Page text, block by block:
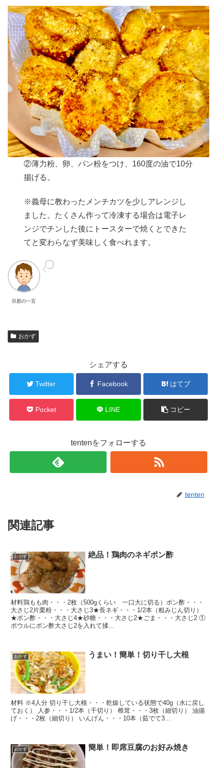
②薄力粉、卵、パン粉をつけ、160度の油で10分
揚げる。
※義母に教わったメンチカツを少しアレンジし
ました。たくさん作って冷凍する場合は電子レ
ンジでチンした後にトースターで焼くとできた
てと変わらなず美味しく食べれます。
旦那の一言
おかず
シェアする
Twitter Facebook はてブ
Pocket LINE コピー
tentenをフォローする
tenten
関連記事
おかず 絶品！鶏肉のネギポン酢
材料鶏もも肉・・・2枚（500gくらい 一口大に切る）ポン酢・・・
大さじ2片栗粉・・・大さじ3★長ネギ・・・1/2本（粗みじん切り）
★ポン酢・・・大さじ4★砂糖・・・大さじ2★ごま・・・大さじ2 ①
ボウルにポン酢大さじ2を入れて揉...
おかず うまい！簡単！切り干し大根
材料 ※4人分 切り干し大根・・・乾燥している状態で40g（水に戻し
ておく） 人参・・・1/2本（千切り） 椎茸・・・3枚（細切り） 油揚
げ・・・2枚（細切り） いんげん・・・10本（茹でて3...
おかず 簡単！即席豆腐のお好み焼き